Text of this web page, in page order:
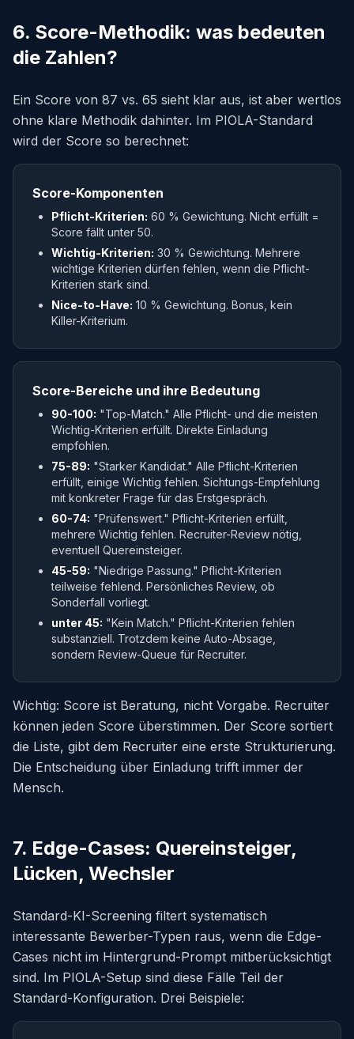
6. Score-Methodik: was bedeuten
die Zahlen?
Ein Score von 87 vs. 65 sieht klar aus, ist aber wertlos
ohne klare Methodik dahinter. Im PIOLA-Standard
wird der Score so berechnet:
Score-Komponenten
Pflicht-Kriterien: 60 % Gewichtung. Nicht erfüllt =
Score fällt unter 50.
Wichtig-Kriterien: 30 % Gewichtung. Mehrere
wichtige Kriterien dürfen fehlen, wenn die Pflicht-
Kriterien stark sind.
Nice-to-Have: 10 % Gewichtung. Bonus, kein
Killer-Kriterium.
Score-Bereiche und ihre Bedeutung
90-100: "Top-Match." Alle Pflicht- und die meisten
Wichtig-Kriterien erfüllt. Direkte Einladung
empfohlen.
75-89: "Starker Kandidat." Alle Pflicht-Kriterien
erfüllt, einige Wichtig fehlen. Sichtungs-Empfehlung
mit konkreter Frage für das Erstgespräch.
60-74: "Prüfenswert." Pflicht-Kriterien erfüllt,
mehrere Wichtig fehlen. Recruiter-Review nötig,
eventuell Quereinsteiger.
45-59: "Niedrige Passung." Pflicht-Kriterien
teilweise fehlend. Persönliches Review, ob
Sonderfall vorliegt.
unter 45: "Kein Match." Pflicht-Kriterien fehlen
substanziell. Trotzdem keine Auto-Absage,
sondern Review-Queue für Recruiter.
Wichtig: Score ist Beratung, nicht Vorgabe. Recruiter
können jeden Score überstimmen. Der Score sortiert
die Liste, gibt dem Recruiter eine erste Strukturierung.
Die Entscheidung über Einladung trifft immer der
Mensch.
7. Edge-Cases: Quereinsteiger,
Lücken, Wechsler
Standard-KI-Screening filtert systematisch
interessante Bewerber-Typen raus, wenn die Edge-
Cases nicht im Hintergrund-Prompt mitberücksichtigt
sind. Im PIOLA-Setup sind diese Fälle Teil der
Standard-Konfiguration. Drei Beispiele: